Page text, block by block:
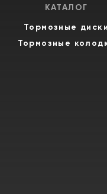
КАТАЛОГ
Тормозные диски
Тормозные